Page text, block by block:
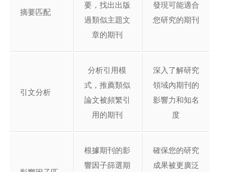
摘要匹配
要，找出出版
過類似主題文
章的期刊
發現可能適合
您研究的期刊
引文分析
分析引用模
式，推薦類似
論文被頻繁引
用的期刊
深入了解研究
領域內期刊的
影響力和知名
度
根據期刊的影
響因子篩選期
確保您的研究
成果被更廣泛